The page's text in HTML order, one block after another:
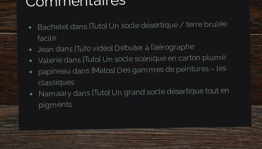
Bacheletdans [Tuto] Un socle désertique / terre brulée
facile
Jean dans [Tuto vidéo] Débuter à l’aérographe
Valériedans [Tuto] Un socle scénique en carton plume
papineau dans [Matos] Des gammes de peintures – les
classiques
Namaarydans [Tuto] Un grand socle désertique tout en
pigments